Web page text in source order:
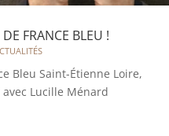
FRANCE BLEU !
Bleu Saint-Étienne Loire,
Lucille Ménard